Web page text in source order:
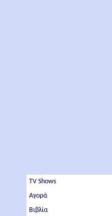
TV Shows
Αγορά
Βιβλία